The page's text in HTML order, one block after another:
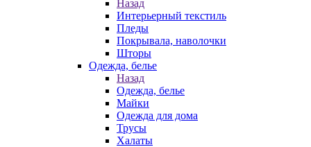
Назад
Интерьерный текстиль
Пледы
Покрывала, наволочки
Шторы
Одежда, белье
Назад
Одежда, белье
Майки
Одежда для дома
Трусы
Халаты